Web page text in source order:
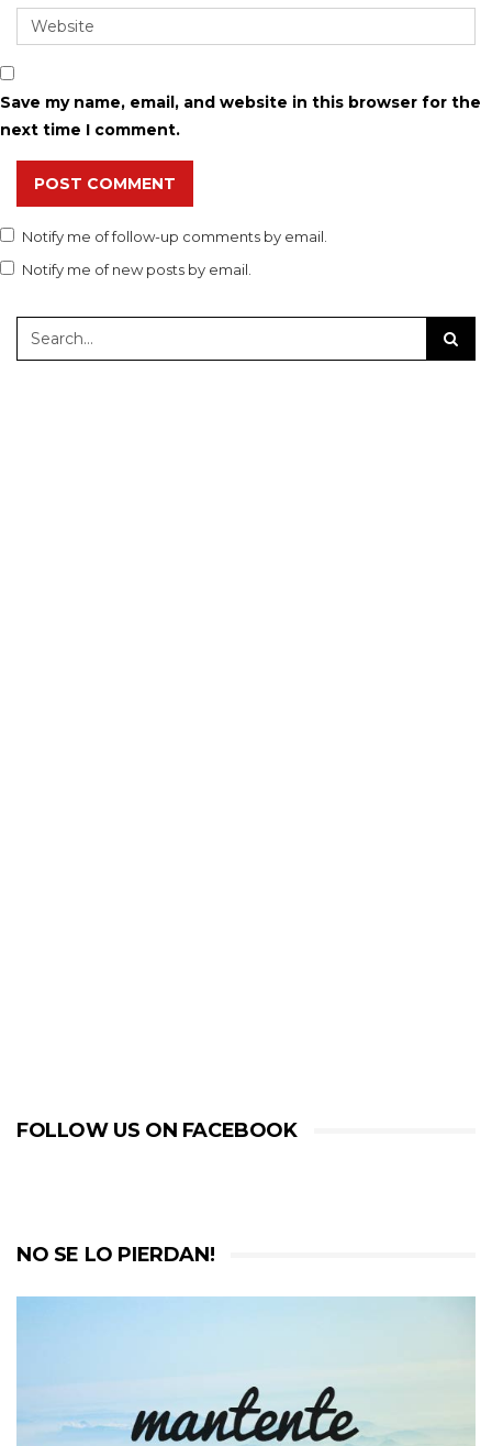
Save my name, email, and website in this browser for the
next time I comment.
POST COMMENT
Notify me of follow-up comments by email.
Notify me of new posts by email.
FOLLOW US ON FACEBOOK
NO SE LO PIERDAN!